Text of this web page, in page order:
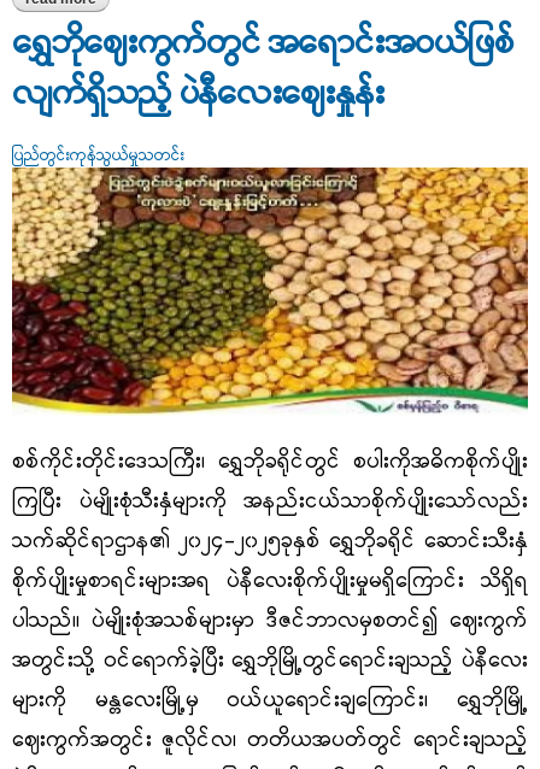
ဈေးနှုန်း
ရွှေဘိုဈေးကွက်တွင် အရောင်းအဝယ်ဖြစ်
လျက်ရှိသည့် ပဲနီလေးဈေးနှုန်း
ပြည်တွင်းကုန်သွယ်မှုသတင်း
စစ်ကိုင်းတိုင်းဒေသကြီး၊ ရွှေဘိုခရိုင်တွင် စပါးကိုအဓိကစိုက်ပျိုး
ကြပြီး ပဲမျိုးစုံသီးနှံများကို အနည်းငယ်သာစိုက်ပျိုးသော်လည်း
သက်ဆိုင်ရာဌာန၏ ၂၀၂၄-၂၀၂၅ခုနှစ် ရွှေဘိုခရိုင် ဆောင်းသီးနှံ
စိုက်ပျိုးမှုစာရင်းများအရ ပဲနီလေးစိုက်ပျိုးမှုမရှိကြောင်း သိရှိရ
ပါသည်။ ပဲမျိုးစုံအသစ်များမှာ ဒီဇင်ဘာလမှစတင်၍ ဈေးကွက်
အတွင်းသို့ ဝင်ရောက်ခဲ့ပြီး ရွှေဘိုမြို့တွင်ရောင်းချသည့် ပဲနီလေး
များကို မန္တလေးမြို့မှ ဝယ်ယူရောင်းချကြောင်း၊ ရွှေဘိုမြို့
ဈေးကွက်အတွင်း ဇူလိုင်လ၊ တတိယအပတ်တွင် ရောင်းချသည့်